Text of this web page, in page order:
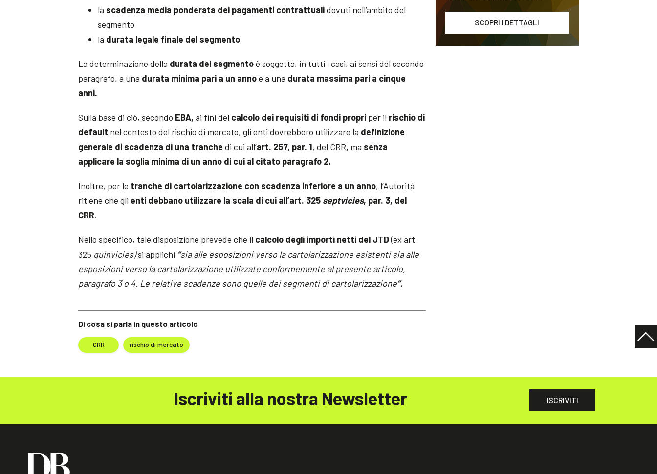
Di cosa si parla in questo articolo
CRR rischio di mercato
la scadenza media ponderata dei pagamenti contrattualidovuti nell’ambito del
segmento
la durata legale finale del segmento
La determinazione della durata del segmentoè soggetta, in tutti i casi, ai sensi del secondo
paragrafo, a una durata minima pari a un annoe a una durata massima pari a cinque
anni.
Sulla base di ciò, secondo EBA,ai fini del calcolo dei requisiti di fondi propri per il rischio di
default nel contesto del rischio di mercato, gli enti dovrebbero utilizzare la definizione
generale di scadenza di una tranche di cui all’art. 257, par. 1, del CRR, ma senza
applicare la soglia minima di un anno di cui al citato paragrafo 2.
Inoltre, per le tranche di cartolarizzazione con scadenza inferiore a un anno, l’Autorità
ritiene che gli enti debbano utilizzare la scala di cui all’art. 325 septvicies, par. 3, del
CRR.
Nello specifico, tale disposizione prevede che il calcolo degli importi netti del JTD(ex art.
325 quinvicies)si applichi “sia alle esposizioni verso la cartolarizzazione esistenti sia alle
esposizioni verso la cartolarizzazione utilizzate conformemente al presente articolo,
paragrafo 3 o 4. Le relative scadenze sono quelle dei segmenti di cartolarizzazione”.
SCOPRI I DETTAGLI
Iscriviti alla nostra Newsletter ISCRIVITI